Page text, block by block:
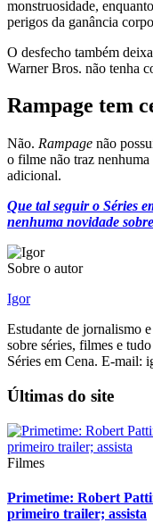
monstruosidade,
perigos da ganância
O desfecho também
Warner Bros. não tenha
Rampage tem
Não. Rampage não
o filme não traz
adicional.
Que tal seguir o Séries
nenhuma novidade
Sobre o autor
Igor
Estudante de jornalismo
sobre séries, filmes e
Séries em Cena. E-mail:
Últimas do site
Filmes
Primetime: Robert
primeiro trailer; assista